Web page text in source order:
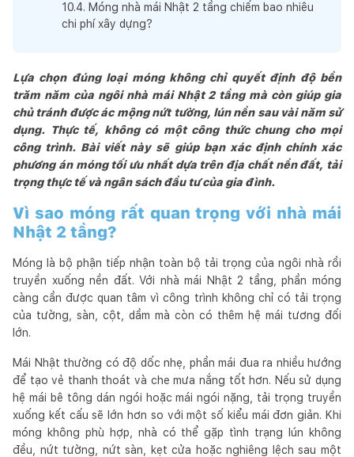
10.4. Móng nhà mái Nhật 2 tầng chiếm bao nhiêu
chi phí xây dựng?
Lựa chọn đúng loại móng không chỉ quyết định độ bền
trăm năm của ngôi nhà mái Nhật 2 tầng mà còn giúp gia
chủ tránh được ác mộng nứt tường, lún nền sau vài năm sử
dụng. Thực tế, không có một công thức chung cho mọi
công trình. Bài viết này sẽ giúp bạn xác định chính xác
phương án móng tối ưu nhất dựa trên địa chất nền đất, tải
trọng thực tế và ngân sách đầu tư của gia đình.
Vì sao móng rất quan trọng với nhà mái
Nhật 2 tầng?
Móng là bộ phận tiếp nhận toàn bộ tải trọng của ngôi nhà rồi
truyền xuống nền đất. Với nhà mái Nhật 2 tầng, phần móng
càng cần được quan tâm vì công trình không chỉ có tải trọng
của tường, sàn, cột, dầm mà còn có thêm hệ mái tương đối
lớn.
Mái Nhật thường có độ dốc nhẹ, phần mái đua ra nhiều hướng
để tạo vẻ thanh thoát và che mưa nắng tốt hơn. Nếu sử dụng
hệ mái bê tông dán ngói hoặc mái ngói nặng, tải trọng truyền
xuống kết cấu sẽ lớn hơn so với một số kiểu mái đơn giản. Khi
móng không phù hợp, nhà có thể gặp tình trạng lún không
đều, nứt tường, nứt sàn, kẹt cửa hoặc nghiêng lệch sau một